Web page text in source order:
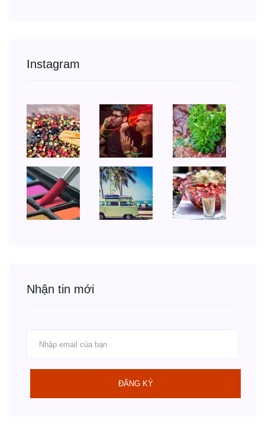
Instagram
Nhận tin mới
ĐĂNG KÝ